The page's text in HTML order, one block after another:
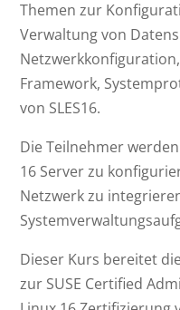
Themen zur
Verwaltung von
Framework,
von SLES16.
Die Teilnehmer
16 Server zu
Netzwerk zu
Dieser Kurs bereitet
zur SUSE Certified